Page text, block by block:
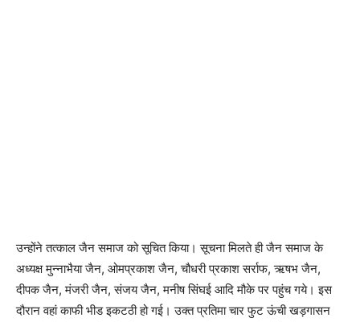
उन्होंने तत्काल जैन समाज को सूचित किया। सूचना मिलते ही जैन समाज के
अध्यक्ष मुन्नाभैया जैन, ओमप्रकाश जैन, चौधरी प्रकाश सर्राफ, ऋषभ जैन,
दीपक जैन, मंजरी जैन, संजय जैन, मनीष सिंघई आदि मौके पर पहुंच गये। इस
दौरान वहां काफी भीड इकटठी हो गई। उक्त प्रतिमा चार फुट ऊंची खड़गासन